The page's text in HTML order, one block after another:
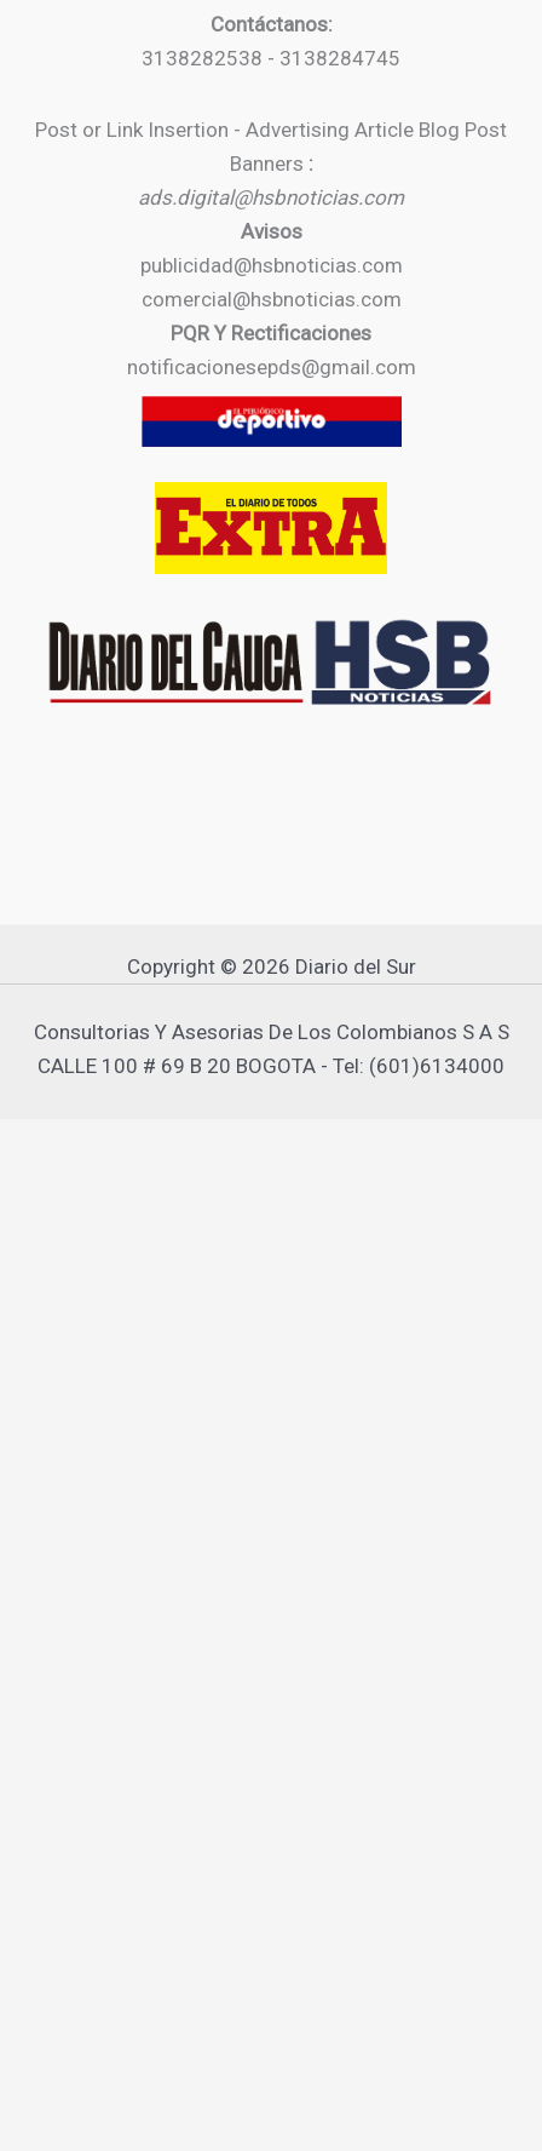
Contáctanos:
3138282538 - 3138284745
Post or Link Insertion - Advertising Article Blog Post
Banners :
ads.digital@hsbnoticias.com
Avisos
publicidad@hsbnoticias.com
comercial@hsbnoticias.com
PQR Y Rectificaciones
notificacionesepds@gmail.com
Copyright © 2026 Diario del Sur
Consultorias Y Asesorias De Los Colombianos S A S
CALLE 100 # 69 B 20 BOGOTA - Tel: (601)6134000